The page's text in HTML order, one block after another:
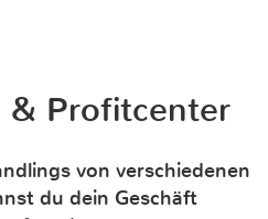
& Profitcenter
von verschiedenen
du dein Geschäft